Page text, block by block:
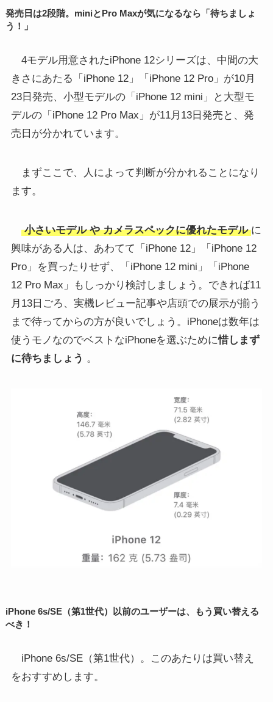
発売日は2段階。miniとPro Maxが気になるなら「待ちましょ
う！」
4モデル用意されたiPhone 12シリーズは、中間の大
きさにあたる「iPhone 12」「iPhone 12 Pro」が10月
23日発売、小型モデルの「iPhone 12 mini」と大型モ
デルの「iPhone 12 Pro Max」が11月13日発売と、発
売日が分かれています。
まずここで、人によって判断が分かれることになり
ます。
小さいモデルやカメラスペックに優れたモデル に
興味がある人は、あわてて「iPhone 12」「iPhone 12
Pro」を買ったりせず、「iPhone 12 mini」「iPhone
12 Pro Max」もしっかり検討しましょう。できれば11
月13日ごろ、実機レビュー記事や店頭での展示が揃う
まで待ってからの方が良いでしょう。iPhoneは数年は
使うモノなのでベストなiPhoneを選ぶために惜しまず
に待ちましょう 。
iPhone 6s/SE（第1世代）以前のユーザーは、もう買い替える
べき！
iPhone 6s/SE（第1世代）。このあたりは買い替え
をおすすめします。